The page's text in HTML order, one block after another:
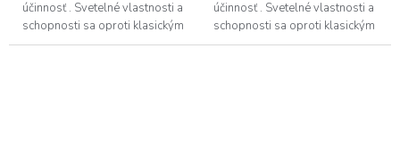
účinnosť . Svetelné vlastnosti a
schopnosti sa oproti klasickým
žiarovkám mimoriadne zvýšili.
účinnosť . Svetelné vlastnosti a
schopnosti sa oproti klasickým
žiarovkám mimoriadne zvýšili.